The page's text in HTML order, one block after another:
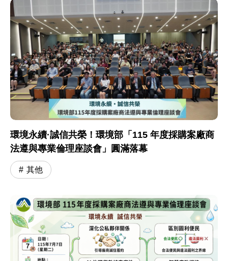
環境永續·誠信共榮！環境部「115 年度採購案廠商
法遵與專業倫理座談會」圓滿落幕
其他